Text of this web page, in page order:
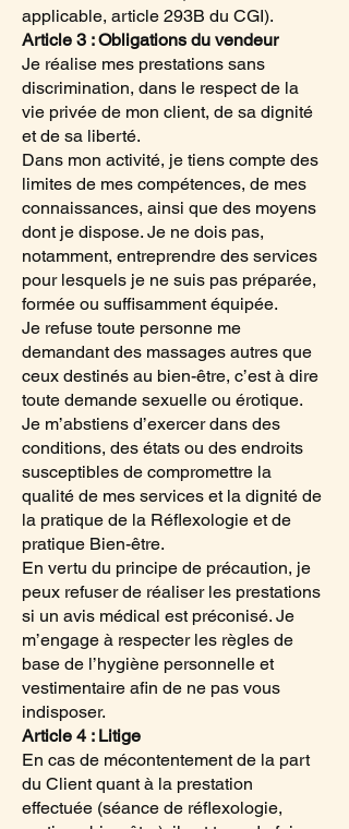
applicable, article 293B du CGI).
Article 3 : Obligations du vendeur
Je réalise mes prestations sans
discrimination, dans le respect de la
vie privée de mon client, de sa dignité
et de sa liberté.
Dans mon activité, je tiens compte des
limites de mes compétences, de mes
connaissances, ainsi que des moyens
dont je dispose. Je ne dois pas,
notamment, entreprendre des services
pour lesquels je ne suis pas préparée,
formée ou suffisamment équipée.
Je refuse toute personne me
demandant des massages autres que
ceux destinés au bien-être, c’est à dire
toute demande sexuelle ou érotique.
Je m’abstiens d’exercer dans des
conditions, des états ou des endroits
susceptibles de compromettre la
qualité de mes services et la dignité de
la pratique de la Réflexologie et de
pratique Bien-être.
En vertu du principe de précaution, je
peux refuser de réaliser les prestations
si un avis médical est préconisé. Je
m’engage à respecter les règles de
base de l’hygiène personnelle et
vestimentaire afin de ne pas vous
indisposer.
Article 4 : Litige
En cas de mécontentement de la part
du Client quant à la prestation
effectuée (séance de réflexologie,